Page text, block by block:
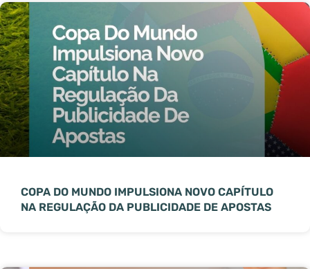
COPA DO MUNDO IMPULSIONA NOVO CAPÍTULO
NA REGULAÇÃO DA PUBLICIDADE DE APOSTAS